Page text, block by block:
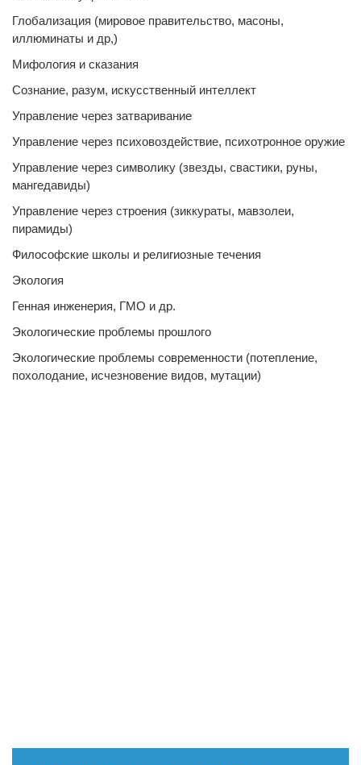
Глобализация (мировое правительство, масоны,
иллюминаты и др,)
Мифология и сказания
Сознание, разум, искусственный интеллект
Управление через затваривание
Управление через психовоздействие, психотронное оружие
Управление через символику (звезды, свастики, руны,
мангедавиды)
Управление через строения (зиккураты, мавзолеи,
пирамиды)
Философские школы и религиозные течения
Экология
Генная инженерия, ГМО и др.
Экологические проблемы прошлого
Экологические проблемы современности (потепление,
похолодание, исчезновение видов, мутации)